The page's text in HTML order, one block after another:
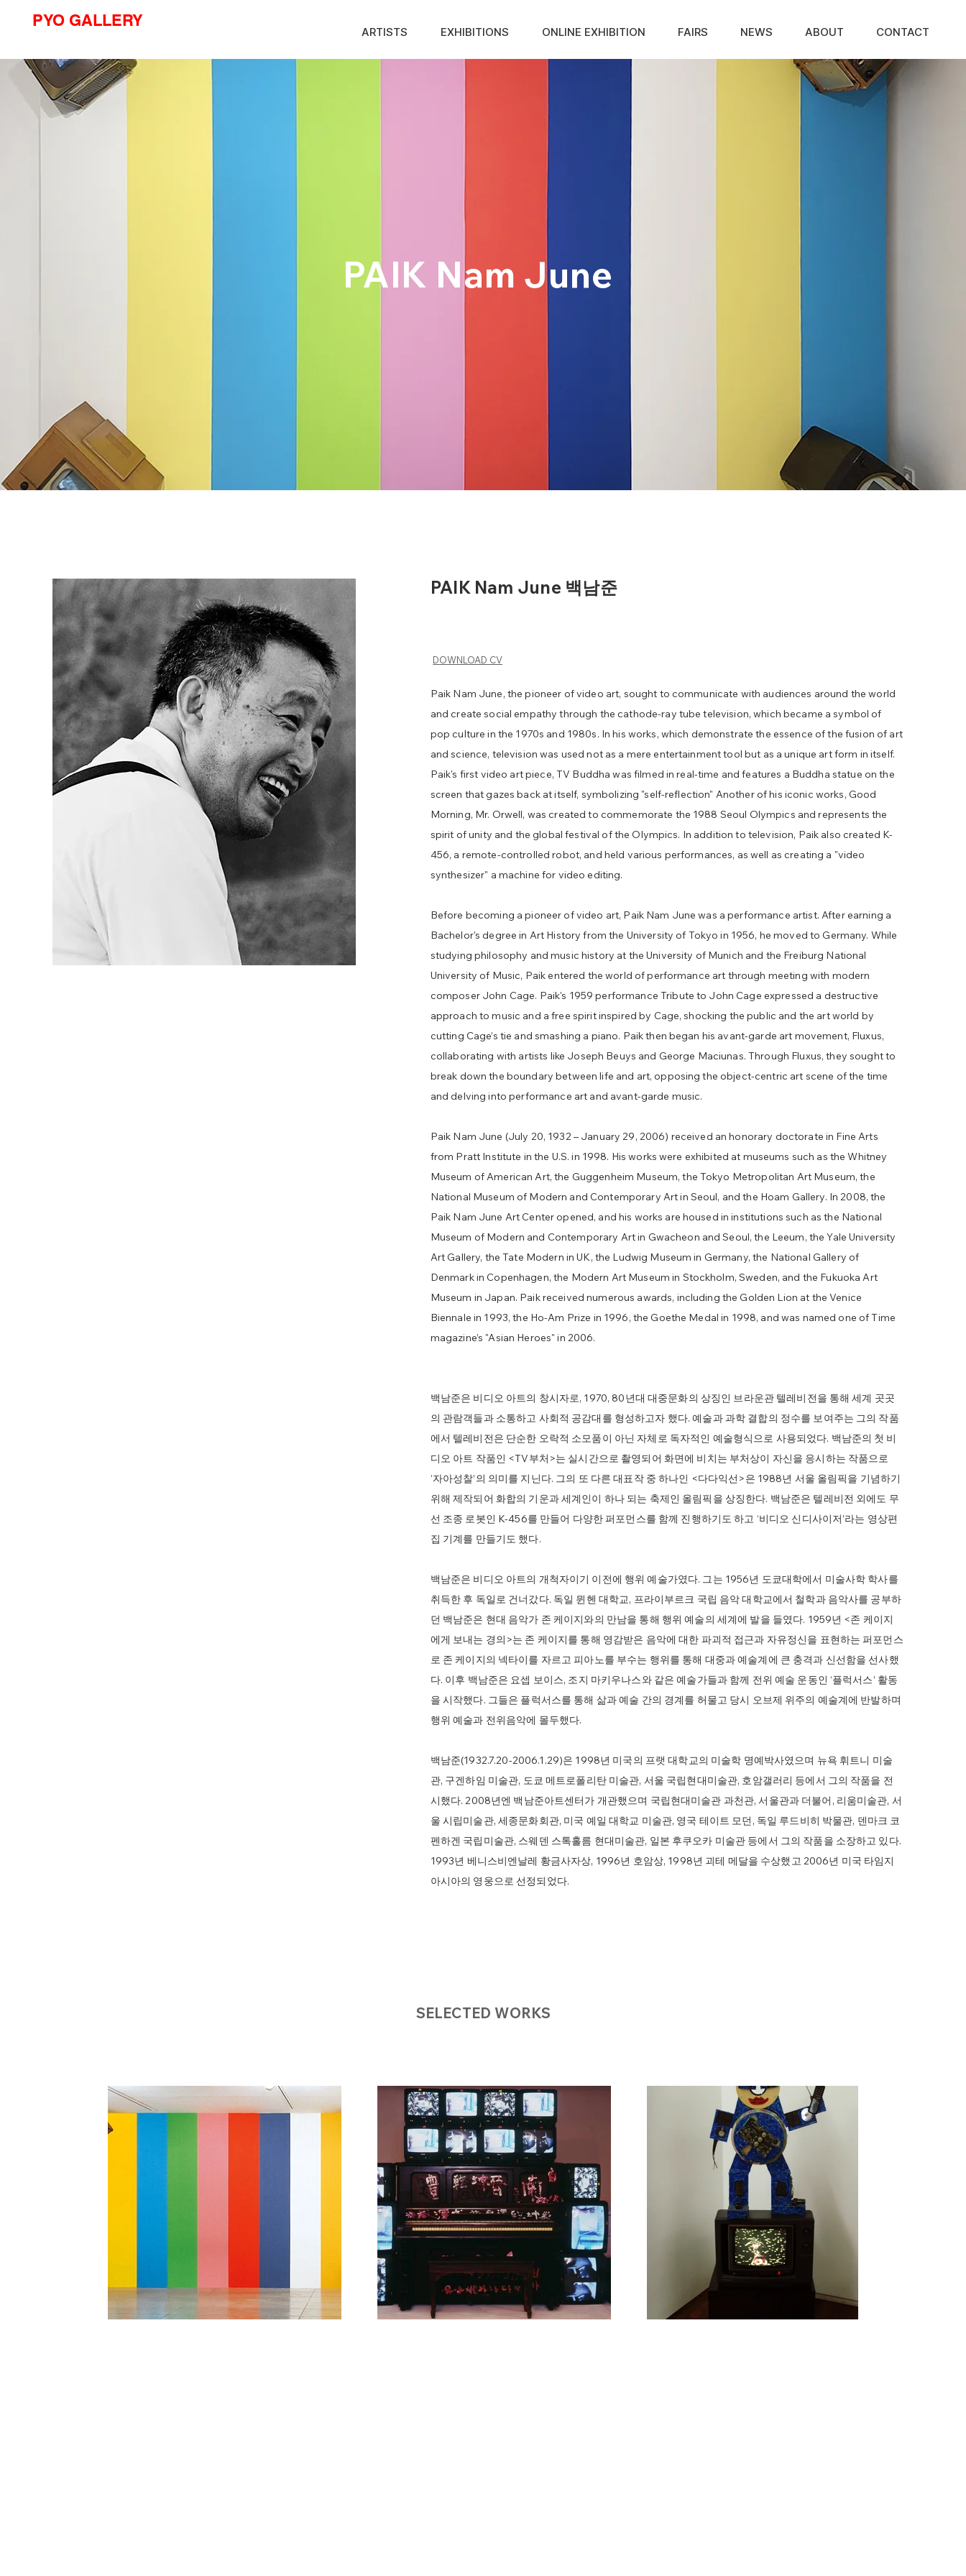
PYO GALLERY
ARTISTS EXHIBITIONS ONLINE EXHIBITION FAIRS NEWS ABOUT CONTACT
PAIK Nam June
PAIK Nam June 백남준
DOWNLOAD CV
Paik Nam June, the pioneer of video art, sought to communicate with audiences around the world
and create social empathy through the cathode-ray tube television, which became a symbol of
pop culture in the 1970s and 1980s. In his works, which demonstrate the essence of the fusion of art
and science, television was used not as a mere entertainment tool but as a unique art form in itself.
Paik's first video art piece, TV Buddha was filmed in real-time and features a Buddha statue on the
screen that gazes back at itself, symbolizing "self-reflection" Another of his iconic works, Good
Morning, Mr. Orwell, was created to commemorate the 1988 Seoul Olympics and represents the
spirit of unity and the global festival of the Olympics. In addition to television, Paik also created K-
456, a remote-controlled robot, and held various performances, as well as creating a "video
synthesizer" a machine for video editing.
Before becoming a pioneer of video art, Paik Nam June was a performance artist. After earning a
Bachelor's degree in Art History from the University of Tokyo in 1956, he moved to Germany. While
studying philosophy and music history at the University of Munich and the Freiburg National
University of Music, Paik entered the world of performance art through meeting with modern
composer John Cage. Paik's 1959 performance Tribute to John Cage expressed a destructive
approach to music and a free spirit inspired by Cage, shocking the public and the art world by
cutting Cage’s tie and smashing a piano. Paik then began his avant-garde art movement, Fluxus,
collaborating with artists like Joseph Beuys and George Maciunas. Through Fluxus, they sought to
break down the boundary between life and art, opposing the object-centric art scene of the time
and delving into performance art and avant-garde music.
Paik Nam June (July 20, 1932 – January 29, 2006) received an honorary doctorate in Fine Arts
from Pratt Institute in the U.S. in 1998. His works were exhibited at museums such as the Whitney
Museum of American Art, the Guggenheim Museum, the Tokyo Metropolitan Art Museum, the
National Museum of Modern and Contemporary Art in Seoul, and the Hoam Gallery. In 2008, the
Paik Nam June Art Center opened, and his works are housed in institutions such as the National
Museum of Modern and Contemporary Art in Gwacheon and Seoul, the Leeum, the Yale University
Art Gallery, the Tate Modern in UK, the Ludwig Museum in Germany, the National Gallery of
Denmark in Copenhagen, the Modern Art Museum in Stockholm, Sweden, and the Fukuoka Art
Museum in Japan. Paik received numerous awards, including the Golden Lion at the Venice
Biennale in 1993, the Ho-Am Prize in 1996, the Goethe Medal in 1998, and was named one of Time
magazine’s "Asian Heroes" in 2006.
백남준은 비디오 아트의 창시자로, 1970, 80년대 대중문화의 상징인 브라운관 텔레비전을 통해 세계 곳곳
의 관람객들과 소통하고 사회적 공감대를 형성하고자 했다. 예술과 과학 결합의 정수를 보여주는 그의 작품
에서 텔레비전은 단순한 오락적 소모품이 아닌 자체로 독자적인 예술형식으로 사용되었다. 백남준의 첫 비
디오 아트 작품인 <TV부처>는 실시간으로 촬영되어 화면에 비치는 부처상이 자신을 응시하는 작품으로
‘자아성찰’의 의미를 지닌다. 그의 또 다른 대표작 중 하나인 <다다익선>은 1988년 서울 올림픽을 기념하기
위해 제작되어 화합의 기운과 세계인이 하나 되는 축제인 올림픽을 상징한다. 백남준은 텔레비전 외에도 무
선 조종 로봇인 K-456를 만들어 다양한 퍼포먼스를 함께 진행하기도 하고 ‘비디오 신디사이저’라는 영상편
집 기계를 만들기도 했다.
백남준은 비디오 아트의 개척자이기 이전에 행위 예술가였다. 그는 1956년 도쿄대학에서 미술사학 학사를
취득한 후 독일로 건너갔다. 독일 뮌헨 대학교, 프라이부르크 국립 음악 대학교에서 철학과 음악사를 공부하
던 백남준은 현대 음악가 존 케이지와의 만남을 통해 행위 예술의 세계에 발을 들였다. 1959년 <존 케이지
에게 보내는 경의>는 존 케이지를 통해 영감받은 음악에 대한 파괴적 접근과 자유정신을 표현하는 퍼포먼스
로 존 케이지의 넥타이를 자르고 피아노를 부수는 행위를 통해 대중과 예술계에 큰 충격과 신선함을 선사했
다. 이후 백남준은 요셉 보이스, 조지 마키우나스와 같은 예술가들과 함께 전위 예술 운동인 ‘플럭서스’ 활동
을 시작했다. 그들은 플럭서스를 통해 삶과 예술 간의 경계를 허물고 당시 오브제 위주의 예술계에 반발하며
행위 예술과 전위음악에 몰두했다.
​백남준(1932.7.20-2006.1.29)은 1998년 미국의 프랫 대학교의 미술학 명예박사였으며 뉴욕 휘트니 미술
관, 구겐하임 미술관, 도쿄 메트로폴리탄 미술관, 서울 국립현대미술관, 호암갤러리 등에서 그의 작품을 전
시했다. 2008년엔 백남준아트센터가 개관했으며 국립현대미술관 과천관, 서울관과 더불어, 리움미술관, 서
울 시립미술관, 세종문화회관, 미국 예일 대학교 미술관, 영국 테이트 모던, 독일 루드비히 박물관, 덴마크 코
펜하겐 국립미술관, 스웨덴 스톡홀름 현대미술관, 일본 후쿠오카 미술관 등에서 그의 작품을 소장하고 있다.
1993년 베니스비엔날레 황금사자상, 1996년 호암상, 1998년 괴테 메달을 수상했고 2006년 미국 타임지
아시아의 영웅으로 선정되었다.
SELECTED WORKS